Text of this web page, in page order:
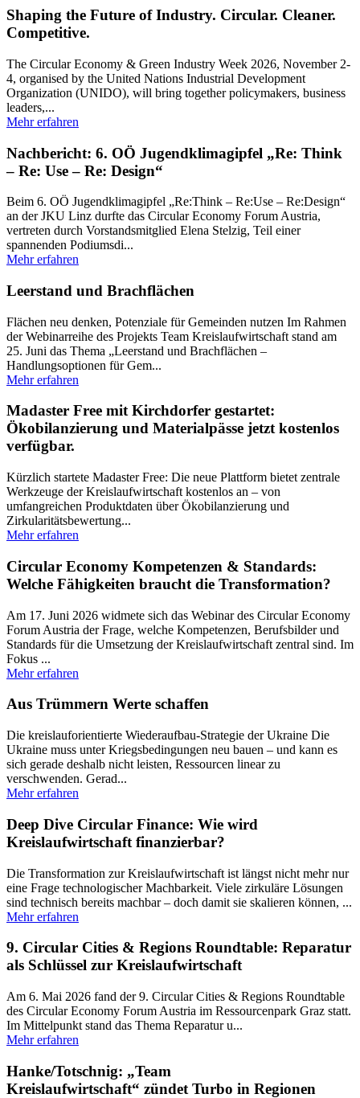
Shaping the Future of Industry. Circular. Cleaner.
Competitive.
The Circular Economy & Green Industry Week 2026, November 2-
4, organised by the United Nations Industrial Development
Organization (UNIDO), will bring together policymakers, business
leaders,...
Mehr erfahren
Nachbericht: 6. OÖ Jugendklimagipfel „Re: Think
– Re: Use – Re: Design“
Beim 6. OÖ Jugendklimagipfel „Re:Think – Re:Use – Re:Design“
an der JKU Linz durfte das Circular Economy Forum Austria,
vertreten durch Vorstandsmitglied Elena Stelzig, Teil einer
spannenden Podiumsdi...
Mehr erfahren
Leerstand und Brachflächen
Flächen neu denken, Potenziale für Gemeinden nutzen Im Rahmen
der Webinarreihe des Projekts Team Kreislaufwirtschaft stand am
25. Juni das Thema „Leerstand und Brachflächen –
Handlungsoptionen für Gem...
Mehr erfahren
Madaster Free mit Kirchdorfer gestartet:
Ökobilanzierung und Materialpässe jetzt kostenlos
verfügbar.
Kürzlich startete Madaster Free: Die neue Plattform bietet zentrale
Werkzeuge der Kreislaufwirtschaft kostenlos an – von
umfangreichen Produktdaten über Ökobilanzierung und
Zirkularitätsbewertung...
Mehr erfahren
Circular Economy Kompetenzen & Standards:
Welche Fähigkeiten braucht die Transformation?
Am 17. Juni 2026 widmete sich das Webinar des Circular Economy
Forum Austria der Frage, welche Kompetenzen, Berufsbilder und
Standards für die Umsetzung der Kreislaufwirtschaft zentral sind. Im
Fokus ...
Mehr erfahren
Aus Trümmern Werte schaffen
Die kreislauforientierte Wiederaufbau-Strategie der Ukraine Die
Ukraine muss unter Kriegsbedingungen neu bauen – und kann es
sich gerade deshalb nicht leisten, Ressourcen linear zu
verschwenden. Gerad...
Mehr erfahren
Deep Dive Circular Finance: Wie wird
Kreislaufwirtschaft finanzierbar?
Die Transformation zur Kreislaufwirtschaft ist längst nicht mehr nur
eine Frage technologischer Machbarkeit. Viele zirkuläre Lösungen
sind technisch bereits machbar – doch damit sie skalieren können, ...
Mehr erfahren
9. Circular Cities & Regions Roundtable: Reparatur
als Schlüssel zur Kreislaufwirtschaft
Am 6. Mai 2026 fand der 9. Circular Cities & Regions Roundtable
des Circular Economy Forum Austria im Ressourcenpark Graz statt.
Im Mittelpunkt stand das Thema Reparatur u...
Mehr erfahren
Hanke/Totschnig: „Team
Kreislaufwirtschaft“ zündet Turbo in Regionen